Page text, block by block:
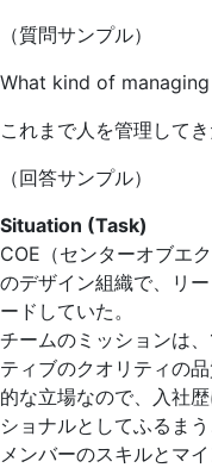
（質問サンプル）
What kind of
これまで人を管理して
（回答サンプル）
Situation (Task)
COE（センターオブエ
のデザイン組織で、リ
ードしていた。
チームのミッションは
ティブのクオリティの
的な立場なので、入社
ショナルとしてふるま
メンバーのスキルとマ